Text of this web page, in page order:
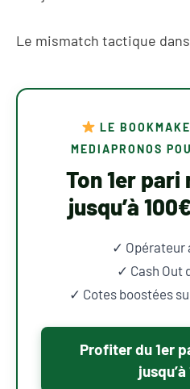
Le mismatch tactique
LE
MEDIAPRONOS
Ton 1er
jusqu’à
✓ Opérateur
✓ Cash Out
✓ Cotes boostées
Profiter du 1er